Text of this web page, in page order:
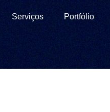
Serviços Portfólio